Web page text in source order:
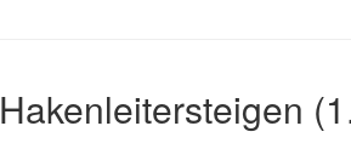
Hakenleitersteigen